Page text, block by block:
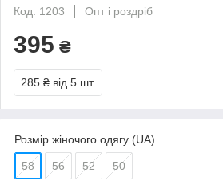
Код: 1203
Опт і роздріб
395 ₴
285 ₴ від 5 шт.
Розмір жіночого одягу (UA)
58 56 52 50